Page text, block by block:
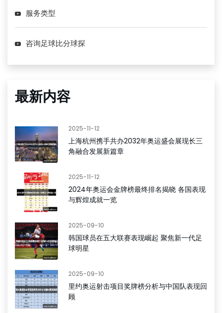
服务类型
咨询足球比分球探
最新内容
2025-11-12
上海杭州携手共办2032年奥运盛会展现长三
角融合发展新篇章
2025-11-12
2024年奥运会金牌榜最终排名揭晓 各国表现
与辉煌成就一览
2025-09-10
韩国球员在五大联赛表现崛起 聚焦新一代足
球明星
2025-09-10
里约奥运射击项目奖牌榜分析与中国队表现回
顾